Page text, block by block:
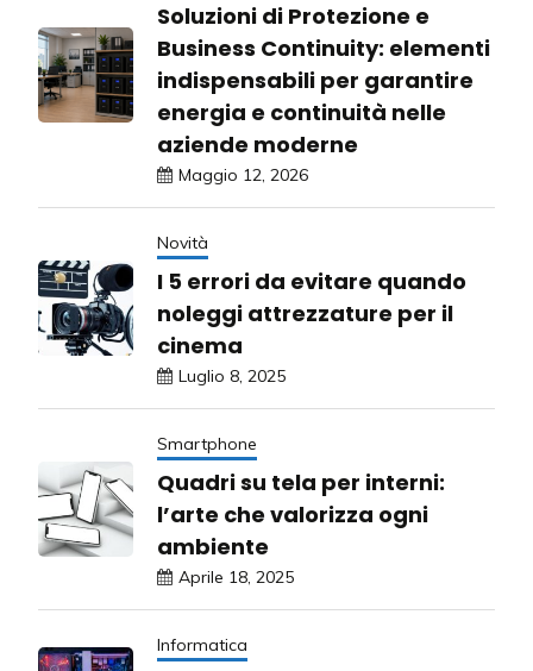
Soluzioni di Protezione e
Business Continuity: elementi
indispensabili per garantire
energia e continuità nelle
aziende moderne
Maggio 12, 2026
Novità
I 5 errori da evitare quando
noleggi attrezzature per il
cinema
Luglio 8, 2025
Smartphone
Quadri su tela per interni:
l’arte che valorizza ogni
ambiente
Aprile 18, 2025
Informatica